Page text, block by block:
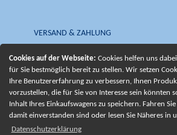
Cookies auf der Webseite:Cookies helfen uns
für Sie bestmöglich bereit zu stellen. Wir setzen
Ihre Benutzererfahrung zu verbessern, Ihnen
vorzustellen, die für Sie von Interesse sein könnten
Inhalt Ihres Einkaufswagens zu speichern. Fahren
damit einverstanden sind oder lesen Sie Näheres in
Datenschutzerklärung
VERSAND & ZAHLUNG
SHOP & SERVICE